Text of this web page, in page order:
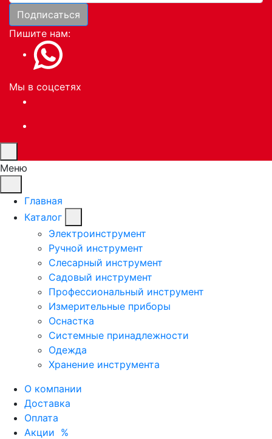
Подписаться
Пишите нам:
Мы в соцсетях
Меню
Главная
Каталог
Электроинструмент
Ручной инструмент
Слесарный инструмент
Садовый инструмент
Профессиональный инструмент
Измерительные приборы
Оснастка
Системные принадлежности
Одежда
Хранение инструмента
О компании
Доставка
Оплата
Акции %